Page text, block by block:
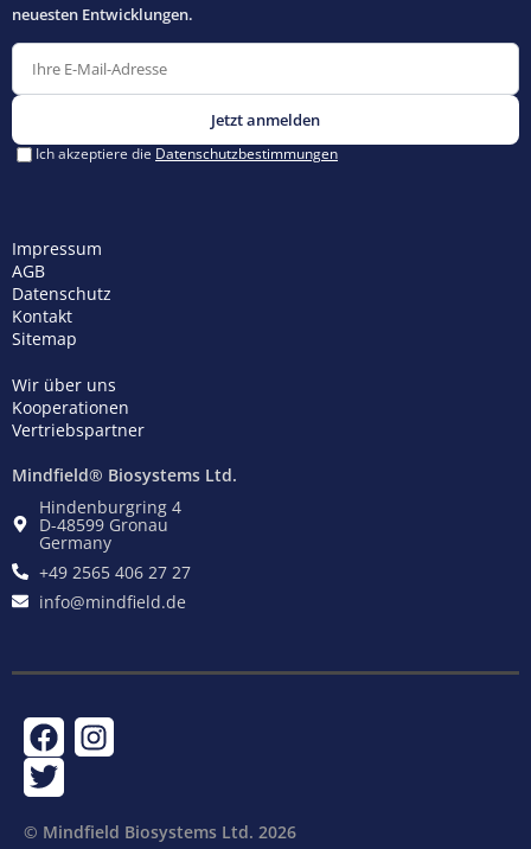
Impressum
AGB
Datenschutz
Kontakt
Sitemap
Wir über uns
Kooperationen
Vertriebspartner
Mindfield® Biosystems Ltd.
Hindenburgring 4
D-48599 Gronau
Germany
+49 2565 406 27 27
info@mindfield.de
© Mindfield Biosystems Ltd. ​2026
F
a
c
I
n
t
T
w
i